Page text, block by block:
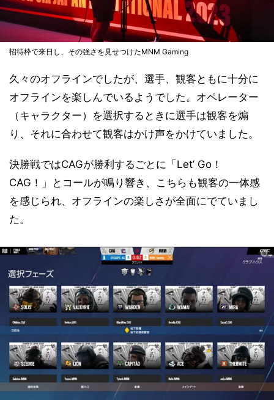
招待枠で来日し、その強さを見せつけたMNM Gaming
久々のオフラインでしたが、選手、観客ともに十分に
オフラインを楽しんでいるようでした。オペレーター
（キャラクター）を選択するときに選手は観客を煽
り、それに合わせて観客はかけ声をかけていました。
決勝戦ではCAGが勝利するごとに「Let’ Go！
CAG！」とコールが鳴り響き、こちらも観客の一体感
を感じられ、オフラインの楽しさが全面にでていまし
た。